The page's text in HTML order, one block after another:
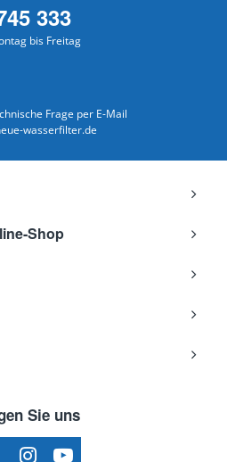
333
bis Freitag
Frage per E-Mail
wasserfilter.de
Shop
Sie uns